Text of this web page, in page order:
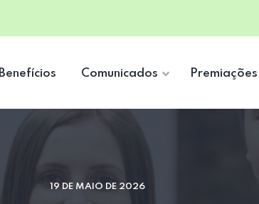
Benefícios Comunicados Premiações
19 DE MAIO DE 2026